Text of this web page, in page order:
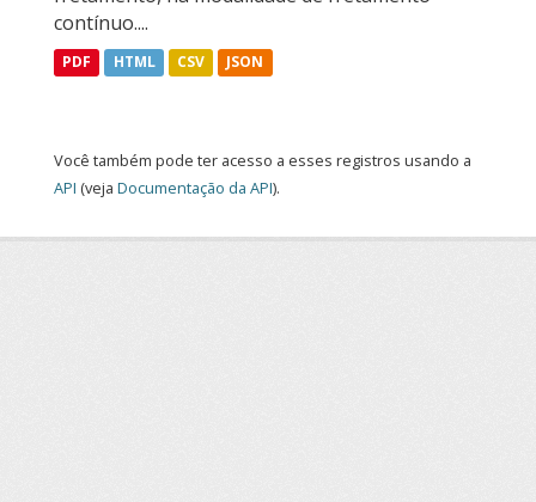
contínuo....
PDF HTML CSV JSON
Você também pode ter acesso a esses registros usando a
API (veja Documentação da API).